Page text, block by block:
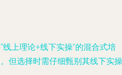
上理论+线下实操”的混合式培
但选择时需仔细甄别其线下实操